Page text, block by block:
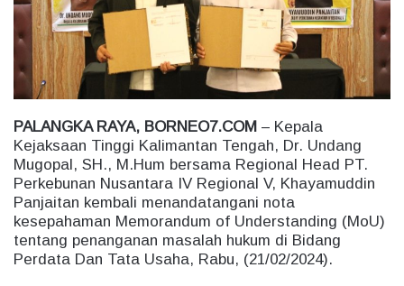
a
l
PALANGKA RAYA, BORNEO7.COM – Kepala
Kejaksaan Tinggi Kalimantan Tengah, Dr. Undang
Mugopal, SH., M.Hum bersama Regional Head PT.
Perkebunan Nusantara IV Regional V, Khayamuddin
Panjaitan kembali menandatangani nota
kesepahaman Memorandum of Understanding (MoU)
tentang penanganan masalah hukum di Bidang
Perdata Dan Tata Usaha, Rabu, (21/02/2024).